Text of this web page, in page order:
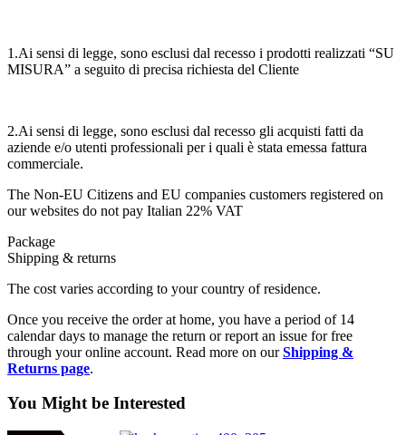
1.Ai sensi di legge, sono esclusi dal recesso i prodotti realizzati “SU
MISURA” a seguito di precisa richiesta del Cliente
2.Ai sensi di legge, sono esclusi dal recesso gli acquisti fatti da
aziende e/o utenti professionali per i quali è stata emessa fattura
commerciale.
The Non-EU Citizens and EU companies customers registered on
our websites do not pay Italian 22% VAT
Package
Shipping & returns
The cost varies according to your country of residence.
Once you receive the order at home, you have a period of 14
calendar days to manage the return or report an issue for free
through your online account. Read more on ourShipping &
Returns page.
You Might be Interested